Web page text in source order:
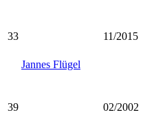
33
Jannes Flügel
11/2015
39 02/2002